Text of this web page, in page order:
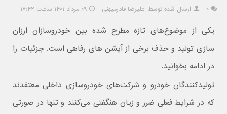
۰ ارسال شده توسط: علیرضا قادرمیهنی ۰۹ مرداد ۱۴۰۱ ساعت ۱۷:۴۲
یکی از موضوع‌های تازه مطرح شده بین خودروسازان ارزان
سازی تولید و حذف برخی از آپشن های رفاهی است. جزئیات را
در ادامه بخوانید.
تولیدکنندگان خودرو و شرکت‌های خودروسازی داخلی معتقدند
که در شرایط فعلی ضرر و زیان هنگفتی می‌کنند و تنها در صورتی